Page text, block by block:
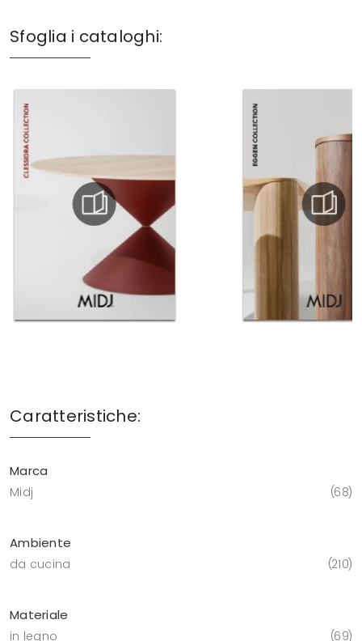
Sfoglia i cataloghi:
Caratteristiche:
Marca
Midj 68
Ambiente
da cucina 210
Materiale
in legno 69